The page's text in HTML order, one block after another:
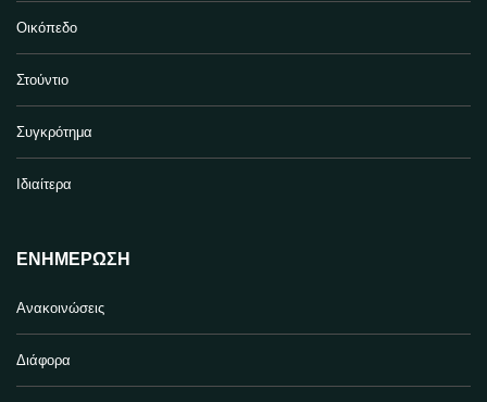
Οικόπεδο
Στούντιο
Συγκρότημα
Ιδιαίτερα
ΕΝΗΜΈΡΩΣΗ
Ανακοινώσεις
Διάφορα